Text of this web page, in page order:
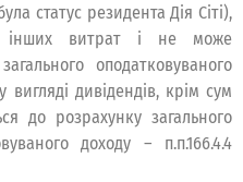
статус резидента Дія Сіті),
інших витрат і не може
оподатковуваного
дивідендів, крім сум
до розрахунку загального
доходу – п.п.166.4.4